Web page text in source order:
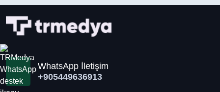
WhatsApp İletişim
+905449636913